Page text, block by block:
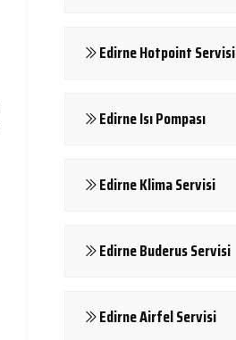
Edirne Hotpoint Servisi
Edirne Isı Pompası
Edirne Klima Servisi
Edirne Buderus Servisi
Edirne Airfel Servisi